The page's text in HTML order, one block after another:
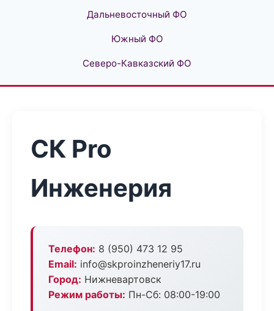
Дальневосточный ФО
Южный ФО
Северо-Кавказский ФО
СК Pro
Инженерия
Телефон: 8 (950) 473 12 95
Email: info@skproinzheneriy17.ru
Город: Нижневартовск
Режим работы: Пн-Сб: 08:00-19:00